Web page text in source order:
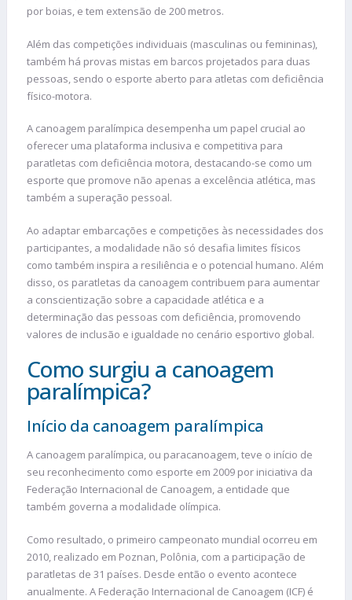
por boias, e tem extensão de 200 metros.
Além das competições individuais (masculinas ou femininas),
também há provas mistas em barcos projetados para duas
pessoas, sendo o esporte aberto para atletas com deficiência
físico-motora.
A canoagem paralímpica desempenha um papel crucial ao
oferecer uma plataforma inclusiva e competitiva para
paratletas com deficiência motora, destacando-se como um
esporte que promove não apenas a excelência atlética, mas
também a superação pessoal.
Ao adaptar embarcações e competições às necessidades dos
participantes, a modalidade não só desafia limites físicos
como também inspira a resiliência e o potencial humano. Além
disso, os paratletas da canoagem contribuem para aumentar
a conscientização sobre a capacidade atlética e a
determinação das pessoas com deficiência, promovendo
valores de inclusão e igualdade no cenário esportivo global.
Como surgiu a canoagem
paralímpica?
Início da canoagem paralímpica
A canoagem paralímpica, ou paracanoagem, teve o início de
seu reconhecimento como esporte em 2009 por iniciativa da
Federação Internacional de Canoagem, a entidade que
também governa a modalidade olímpica.
Como resultado, o primeiro campeonato mundial ocorreu em
2010, realizado em Poznan, Polônia, com a participação de
paratletas de 31 países. Desde então o evento acontece
anualmente. A Federação Internacional de Canoagem (ICF) é